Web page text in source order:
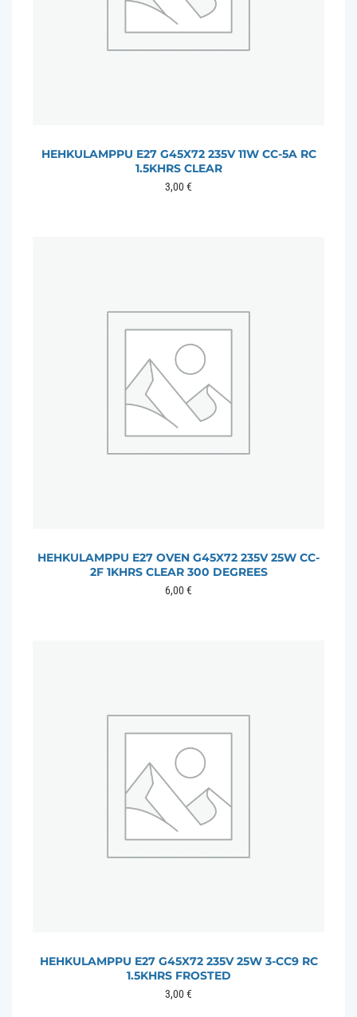
HEHKULAMPPU E27 G45X72 235V 11W CC-5A RC
1.5KHRS CLEAR
3,00€
HEHKULAMPPU E27 OVEN G45X72 235V 25W CC-
2F 1KHRS CLEAR 300 DEGREES
6,00€
HEHKULAMPPU E27 G45X72 235V 25W 3-CC9 RC
1.5KHRS FROSTED
3,00€